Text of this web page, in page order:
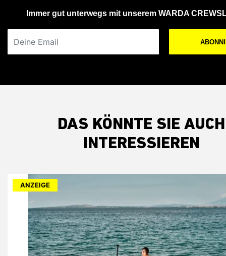
Immer gut unterwegs mit unserem WARDA
DAS KÖNNTE SIE AUCH
INTERESSIEREN
ANZEIGE